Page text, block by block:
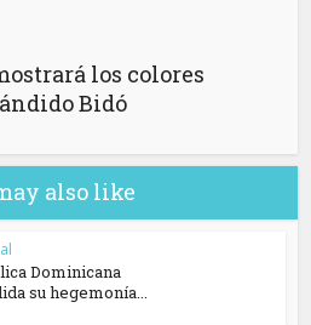
los colores
Bidó
also like
Dominicana
su hegemonía...